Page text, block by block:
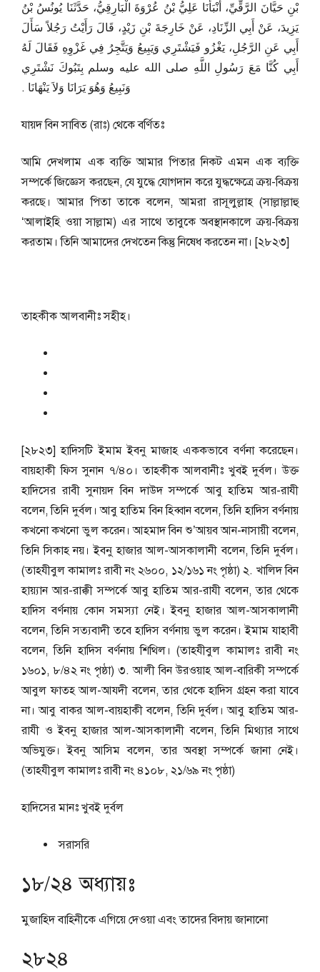
بْنِ حَيَّانَ الرَّقِّيِّ، أَنْبَأَنَا عَلِيُّ بْنُ عُرْوَةَ الْبَارِقِيُّ، حَدَّثَنَا يُونُسُ بْنُ
يَزِيدَ، عَنْ أَبِي الزِّنَادِ، عَنْ خَارِجَةَ بْنِ زَيْدٍ، قَالَ رَأَيْتُ رَجُلاً سَأَلَ
أَبِي عَنِ الرَّجُلِ، يَغْزُو فَيَشْتَرِي وَيَبِيعُ وَيَتَّجِرُ فِي غَزْوِهِ فَقَالَ لَهُ
أَبِي كُنَّا مَعَ رَسُولِ اللَّهِ صلى الله عليه وسلم بِتَبُوكَ نَشْتَرِي
وَنَبِيعُ وَهُوَ يَرَانَا وَلاَ يَنْهَانَا ‏.‏
যায়দ বিন সাবিত (রাঃ) থেকে বর্ণিতঃ
আমি দেখলাম এক ব্যক্তি আমার পিতার নিকট এমন এক ব্যক্তি
সম্পর্কে জিজ্ঞেস করছেন, যে যুদ্ধে যোগদান করে যুদ্ধক্ষেত্রে ক্রয়-বিক্রয়
করছে। আমার পিতা তাকে বলেন, আমরা রাসূলুল্লাহ (সাল্লাল্লাহু
‘আলাইহি ওয়া সাল্লাম) এর সাথে তাবুকে অবস্থানকালে ক্রয়-বিক্রয়
করতাম। তিনি আমাদের দেখতেন কিন্তু নিষেধ করতেন না। [২৮২৩]
তাহকীক আলবানীঃ সহীহ।
[২৮২৩] হাদিসটি ইমাম ইবনু মাজাহ এককভাবে বর্ণনা করেছেন।
বায়হাকী ফিস সুনান ৭/৪০। তাহকীক আলবানীঃ খুবই দুর্বল। উক্ত
হাদিসের রাবী সুনায়দ বিন দাউদ সম্পর্কে আবু হাতিম আর-রাযী
বলেন, তিনি দুর্বল। আবু হাতিম বিন হিব্বান বলেন, তিনি হাদিস বর্ণনায়
কখনো কখনো ভুল করেন। আহমাদ বিন শু’আয়ব আন-নাসায়ী বলেন,
তিনি সিকাহ নয়। ইবনু হাজার আল-আসকালানী বলেন, তিনি দুর্বল।
(তাহযীবুল কামালঃ রাবী নং ২৬০০, ১২/১৬১ নং পৃষ্ঠা) ২. খালিদ বিন
হায়্যান আর-রাক্কী সম্পর্কে আবু হাতিম আর-রাযী বলেন, তার থেকে
হাদিস বর্ণনায় কোন সমস্যা নেই। ইবনু হাজার আল-আসকালানী
বলেন, তিনি সত্যবাদী তবে হাদিস বর্ণনায় ভুল করেন। ইমাম যাহাবী
বলেন, তিনি হাদিস বর্ণনায় শিথিল। (তাহযীবুল কামালঃ রাবী নং
১৬০১, ৮/৪২ নং পৃষ্ঠা) ৩. আলী বিন উরওয়াহ আল-বারিকী সম্পর্কে
আবুল ফাতহ আল-আযদী বলেন, তার থেকে হাদিস গ্রহন করা যাবে
না। আবু বাকর আল-বায়হাকী বলেন, তিনি দুর্বল। আবু হাতিম আর-
রাযী ও ইবনু হাজার আল-আসকালানী বলেন, তিনি মিথ্যার সাথে
অভিযুক্ত। ইবনু আসিম বলেন, তার অবস্থা সম্পর্কে জানা নেই।
(তাহযীবুল কামালঃ রাবী নং ৪১০৮, ২১/৬৯ নং পৃষ্ঠা)
হাদিসের মানঃ খুবই দুর্বল
সরাসরি
১৮/২৪ অধ্যায়ঃ
মুজাহিদ বাহিনীকে এগিয়ে দেওয়া এবং তাদের বিদায় জানানো
২৮২৪